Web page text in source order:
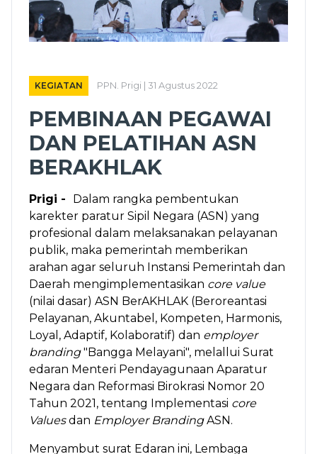
KEGIATAN PPN. Prigi | 31 Agustus 2022
PEMBINAAN PEGAWAI
DAN PELATIHAN ASN
BERAKHLAK
Prigi -
Dalam rangka pembentukan
karekter paratur Sipil Negara (ASN) yang
profesional dalam melaksanakan pelayanan
publik, maka pemerintah memberikan
arahan agar seluruh Instansi Pemerintah dan
Daerah mengimplementasikan core value
(nilai dasar) ASN BerAKHLAK (Beroreantasi
Pelayanan, Akuntabel, Kompeten, Harmonis,
Loyal, Adaptif, Kolaboratif) dan employer
branding"Bangga Melayani", melallui Surat
edaran Menteri Pendayagunaan Aparatur
Negara dan Reformasi Birokrasi Nomor 20
Tahun 2021, tentang Implementasi core
Valuesdan Employer BrandingASN.
Menyambut surat Edaran ini, Lembaga